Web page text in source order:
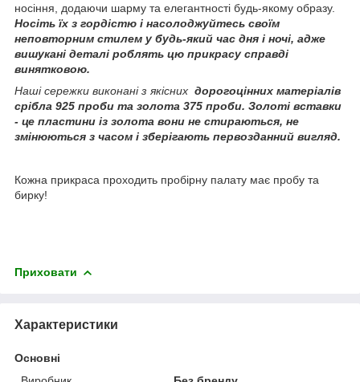
носіння, додаючи шарму та елегантності будь-якому образу.
Носіть їх з гордістю і насолоджуйтесь своїм
неповторним стилем у будь-який час дня і ночі, адже
вишукані деталі роблять цю прикрасу справді
винятковою.
Наші сережки виконані з якісних дорогоцінних матеріалів
срібла 925 проби та золота 375 проби. Золоті вставки
- це пластини із золота вони не стираються, не
змінюються з часом і зберігають первозданний вигляд.
Кожна прикраса проходить пробірну палату має пробу та
бирку!
Приховати
Характеристики
Основні